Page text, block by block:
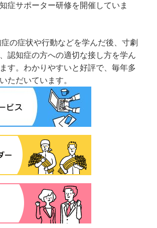
症サポーター研修を開催していま
の症状や行動などを学んだ後、寸劇
認知症の方への適切な接し方を学ん
す。わかりやすいと好評で、毎年多
ただいています。